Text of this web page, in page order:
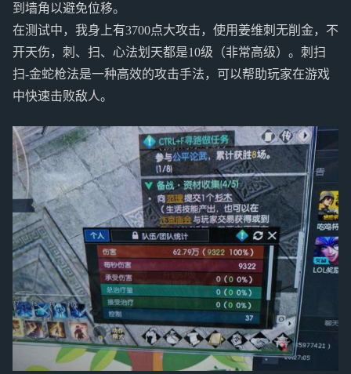
到墙角以避免位移。
在测试中，我身上有3700点大攻击，使用姜维刺无削金，不
开天伤，刺、扫、心法划天都是10级（非常高级）。刺扫
扫-金蛇枪法是一种高效的攻击手法，可以帮助玩家在游戏
中快速击败敌人。